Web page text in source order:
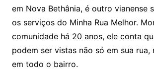
em Nova Bethânia, é outro vianense
os serviços do Minha Rua Melhor.
comunidade há 20 anos, ele conta
podem ser vistas não só em sua rua,
em todo o bairro.